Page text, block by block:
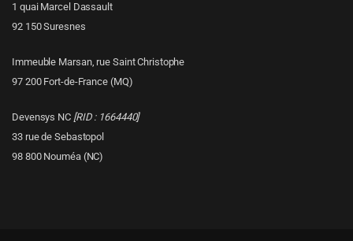
1 quai Marcel Dassault
92 150 Suresnes
Immeuble Marsan, rue Saint Christophe
97 200 Fort-de-France (MQ)
Devensys NC [RID : 1664440]
33 rue de Sebastopol
98 800 Nouméa (NC)